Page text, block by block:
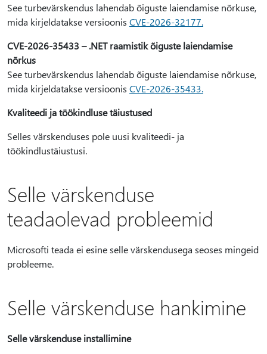
See turbevärskendus lahendab õiguste laiendamise nõrkuse,
mida kirjeldatakse versioonis CVE-2026-32177.
CVE-2026-35433 – .NET raamistik õiguste laiendamise
nõrkus
See turbevärskendus lahendab õiguste laiendamise nõrkuse,
mida kirjeldatakse versioonis CVE-2026-35433.
Kvaliteedi ja töökindluse täiustused
Selles värskenduses pole uusi kvaliteedi- ja
töökindlustäiustusi.
Selle värskenduse
teadaolevad probleemid
Microsofti teada ei esine selle värskendusega seoses mingeid
probleeme.
Selle värskenduse hankimine
Selle värskenduse installimine